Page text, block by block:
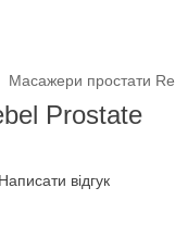
Масажери простати
Prostate
Написати відгук